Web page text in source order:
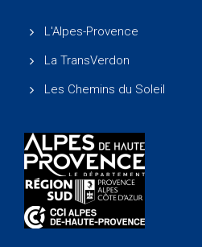
L'Alpes-Provence
La TransVerdon
Les Chemins du Soleil